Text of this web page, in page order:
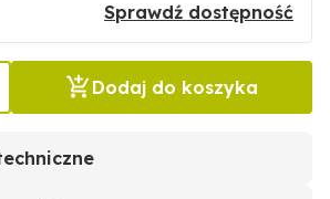
Sprawdź dostępność
Dodaj do koszyka